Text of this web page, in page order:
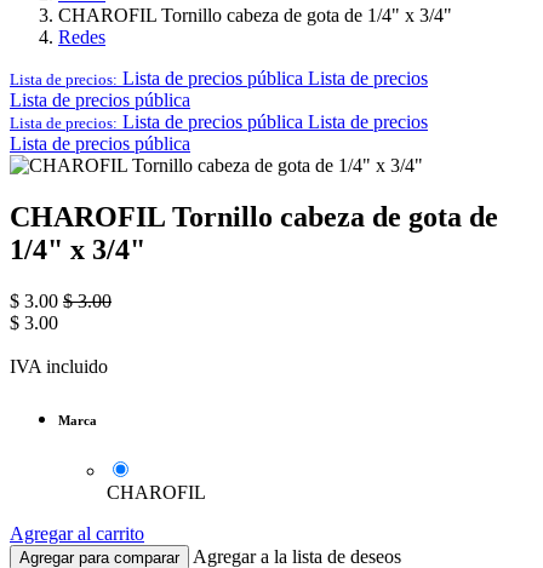
CHAROFIL Tornillo cabeza de gota de 1/4" x 3/4"
Redes
Lista de precios: Lista de precios pública Lista de precios
Lista de precios pública
Lista de precios: Lista de precios pública Lista de precios
Lista de precios pública
CHAROFIL Tornillo cabeza de gota de
1/4" x 3/4"
$ 3.00 $3.00
$ 3.00
IVA incluido
Marca
CHAROFIL
Agregar al carrito
Agregar para comparar
Agregar a la lista de deseos